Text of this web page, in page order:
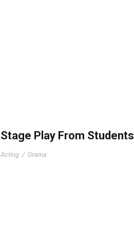
Stage Play From Students
Acting / Drama